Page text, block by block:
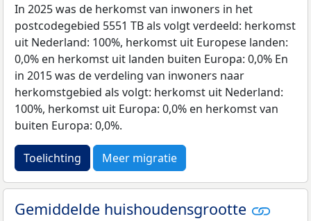
In 2025 was de herkomst van inwoners in het
postcodegebied 5551 TB als volgt verdeeld: herkomst
uit Nederland: 100%, herkomst uit Europese landen:
0,0% en herkomst uit landen buiten Europa: 0,0% En
in 2015 was de verdeling van inwoners naar
herkomstgebied als volgt: herkomst uit Nederland:
100%, herkomst uit Europa: 0,0% en herkomst van
buiten Europa: 0,0%.
Toelichting Meer migratie
Gemiddelde huishoudensgrootte